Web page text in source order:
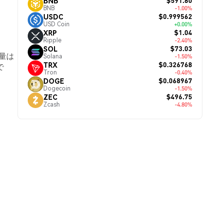
は
BNB -1.00%
USDC
USD Coin
$0.999562
+0.00%
XRP
Ripple
$1.04
-2.40%
SOL
Solana
$73.03
-1.50%
TRX
Tron
$0.326768
-0.40%
DOGE
Dogecoin
$0.068967
-1.50%
ZEC
Zcash
$496.75
-4.80%